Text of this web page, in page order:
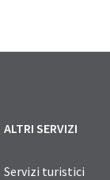
ALTRI SERVIZI
Servizi turistici